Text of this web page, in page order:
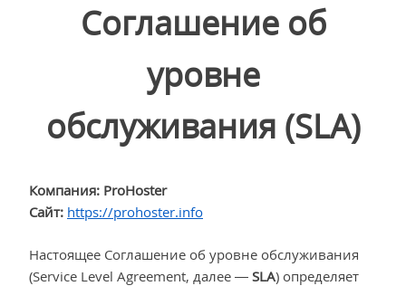
Соглашение об
уровне
обслуживания (SLA)
Компания: ProHoster
Сайт: https://prohoster.info
Настоящее Соглашение об уровне обслуживания
(Service Level Agreement, далее — SLA) определяет